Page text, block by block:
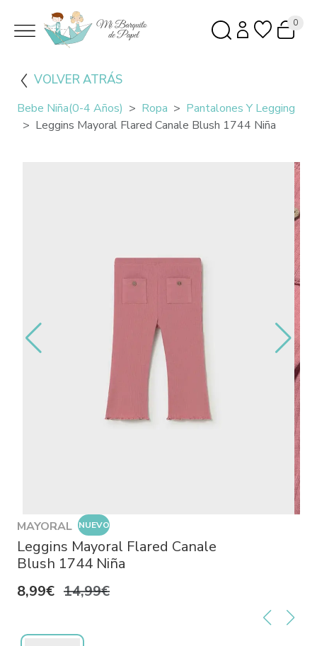
0
VOLVER ATRÁS
Bebe Niña(0-4 Años) Ropa
Pantalones Y Legging
Leggins Mayoral Flared Canale Blush 1744 Niña
MAYORAL NUEVO
Leggins Mayoral Flared Canale
Blush 1744 Niña
8,99€ 14,99€